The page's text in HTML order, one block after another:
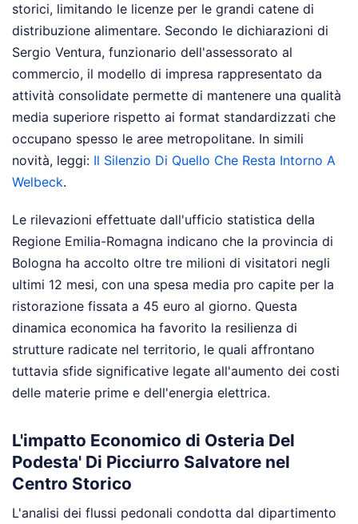
storici, limitando le licenze per le grandi catene di
distribuzione alimentare. Secondo le dichiarazioni di
Sergio Ventura, funzionario dell'assessorato al
commercio, il modello di impresa rappresentato da
attività consolidate permette di mantenere una qualità
media superiore rispetto ai format standardizzati che
occupano spesso le aree metropolitane. In simili
novità, leggi: Il Silenzio Di Quello Che Resta Intorno A
Welbeck.
Le rilevazioni effettuate dall'ufficio statistica della
Regione Emilia-Romagna indicano che la provincia di
Bologna ha accolto oltre tre milioni di visitatori negli
ultimi 12 mesi, con una spesa media pro capite per la
ristorazione fissata a 45 euro al giorno. Questa
dinamica economica ha favorito la resilienza di
strutture radicate nel territorio, le quali affrontano
tuttavia sfide significative legate all'aumento dei costi
delle materie prime e dell'energia elettrica.
L'impatto Economico di Osteria Del
Podesta' Di Picciurro Salvatore nel
Centro Storico
L'analisi dei flussi pedonali condotta dal dipartimento